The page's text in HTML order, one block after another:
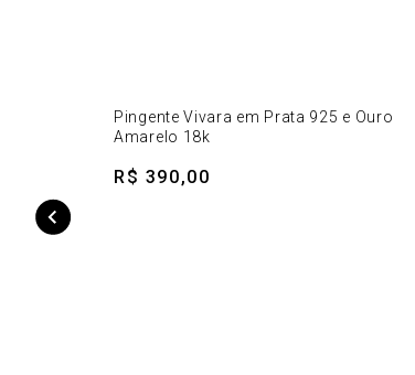
Pingente Vivara em Prata 925 e Ouro
Amarelo 18k
R$ 390,00